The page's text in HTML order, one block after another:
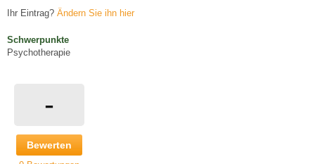
Ihr Eintrag? Ändern Sie ihn hier
Schwerpunkte
Psychotherapie
-
Bewerten